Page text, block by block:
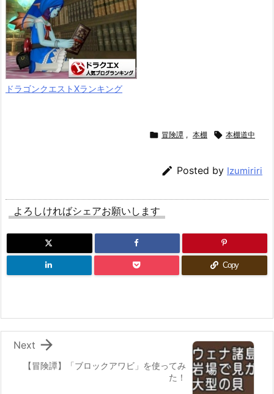
ドラゴンクエストXランキング
 冒険譚 , 本棚  本棚道中
 Posted by Izumiriri
よろしければシェアお願いします
Copy
【冒険譚】「ブロックアワビ」を使ってみ
た！

Next